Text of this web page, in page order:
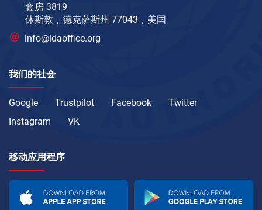
套房 3819
休斯敦，德克萨斯州 77043，美国
info@idaoffice.org
我们的社会
Google Trustpilot Facebook
Twitter
Instagram
VK
移动应用程序